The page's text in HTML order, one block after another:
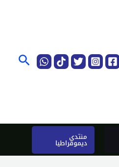
منتدى
ديموقراطيا